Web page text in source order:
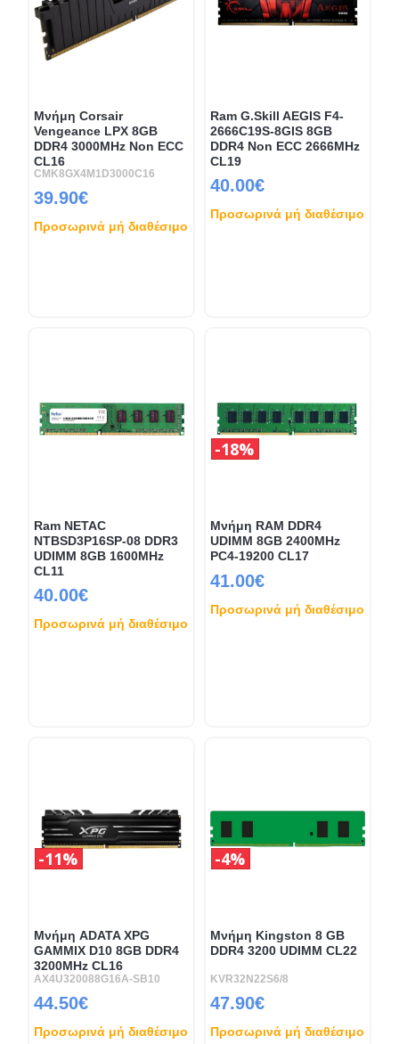
Μνήμη Corsair
Vengeance LPX 8GB
DDR4 3000MHz Non ECC
CL16
CMK8GX4M1D3000C16
39.90€
Προσωρινά μή διαθέσιμο
Ram G.Skill AEGIS F4-
2666C19S-8GIS 8GB
DDR4 Non ECC 2666MHz
CL19
40.00€
Προσωρινά μή διαθέσιμο
Ram NETAC
NTBSD3P16SP-08 DDR3
UDIMM 8GB 1600MHz
CL11
40.00€
Προσωρινά μή διαθέσιμο
Μνήμη RAM DDR4
UDIMM 8GB 2400MHz
PC4-19200 CL17
41.00€
18%
Προσωρινά μή διαθέσιμο
Μνήμη ADATA XPG
GAMMIX D10 8GB DDR4
3200MHz CL16
AX4U320088G16A-SB10
44.50€
11%
Προσωρινά μή διαθέσιμο
Μνήμη Kingston 8 GB
DDR4 3200 UDIMM CL22
KVR32N22S6/8
47.90€
4%
Προσωρινά μή διαθέσιμο